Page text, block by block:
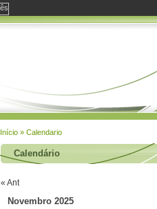
Início » Calendario
Calendário
« Ant
Novembro 2025